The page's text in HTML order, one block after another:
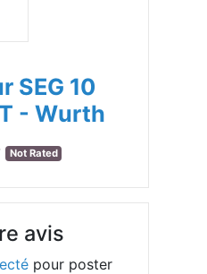
SEG 10
- Wurth
Not Rated
avis
pour poster